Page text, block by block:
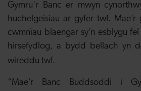
Gymru'r Banc er mwyn
huchelgeisiau ar gyfer twf. Mae’r
cwmnïau blaengar sy’n esblygu fel
hirsefydlog, a bydd bellach yn
wireddu twf.
“Mae’r Banc Buddsoddi i